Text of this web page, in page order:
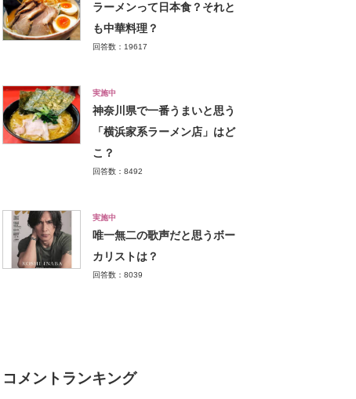
ラーメンって日本食？それと
も中華料理？
回答数：19617
実施中
神奈川県で一番うまいと思う
「横浜家系ラーメン店」はど
こ？
回答数：8492
実施中
唯一無二の歌声だと思うボー
カリストは？
回答数：8039
コメントランキング